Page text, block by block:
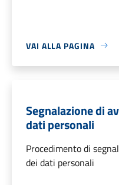
VAI ALLA PAGINA
Segnalazione di
dati personali
Procedimento di
dei dati personali